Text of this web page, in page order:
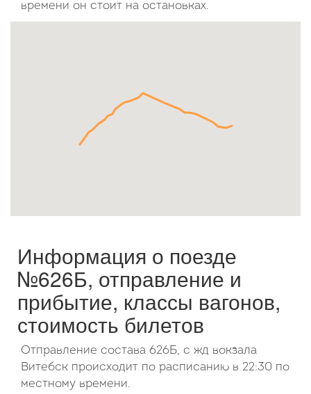
21
22 23 24 25 26
27
Октябрь
Ср
Вс
времени он стоит на остановках.
Информация о поезде
№626Б, отправление и
прибытие, классы вагонов,
стоимость билетов
Отправление состава 626Б, с жд вокзала
Витебск происходит по расписанию в 22:30 по
местному времени.